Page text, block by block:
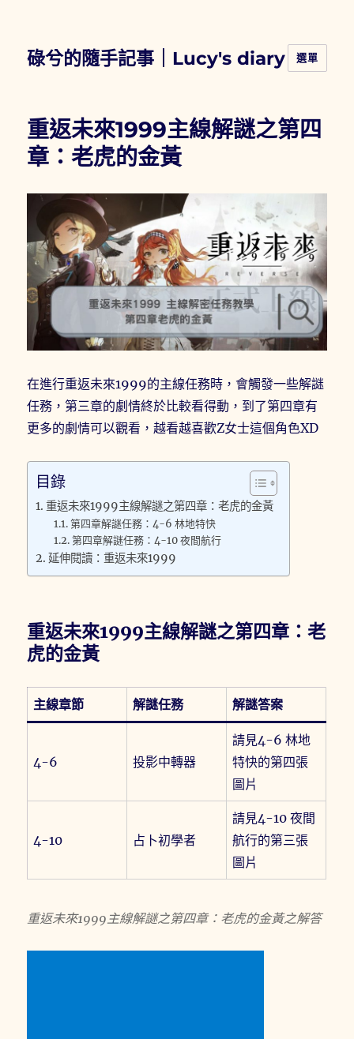
碌兮的隨手記事｜Lucy's diary 選單
重返未來1999主線解謎之第四
章：老虎的金黃
在進行重返未來1999的主線任務時，會觸發一些解謎
任務，第三章的劇情終於比較看得動，到了第四章有
更多的劇情可以觀看，越看越喜歡Z女士這個角色XD
目錄
重返未來1999主線解謎之第四章：老虎的金黃
第四章解謎任務：4-6 林地特快
第四章解謎任務：4-10 夜間航行
延伸閱讀：重返未來1999
重返未來1999主線解謎之第四章：老
虎的金黃
主線章節 解謎任務 解謎答案
4-6 投影中轉器
請見4-6 林地
特快的第四張
圖片
4-10 占卜初學者
請見4-10 夜間
航行的第三張
圖片
重返未來1999主線解謎之第四章：老虎的金黃之解答